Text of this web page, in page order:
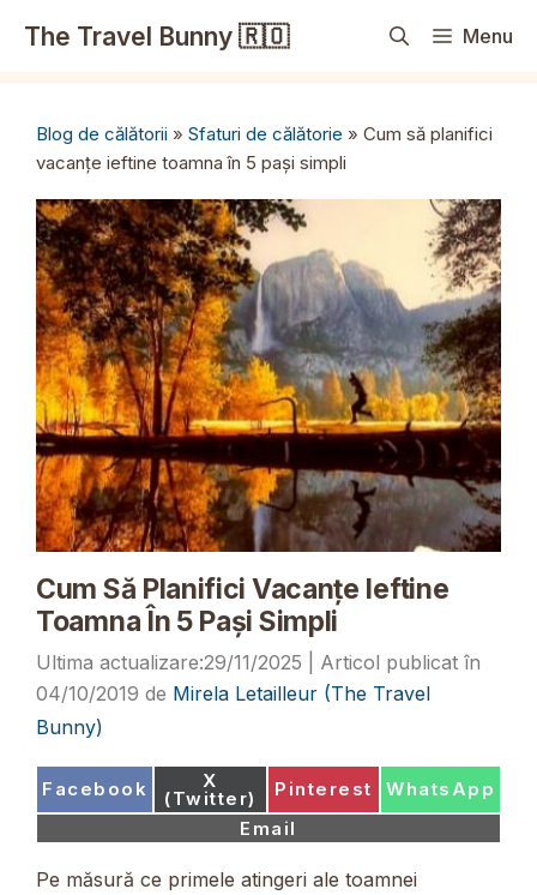
The Travel Bunny 🇷🇴 Menu
Blog de călătorii » Sfaturi de călătorie » Cum să planifici
vacanțe ieftine toamna în 5 pași simpli
Cum Să Planifici Vacanțe Ieftine
Toamna În 5 Pași Simpli
29/11/2025
04/10/2019 de Mirela Letailleur (The Travel
Bunny)
Share
Facebook Share
on
X
(Twitter) Share
Pinterest Share
WhatsApp
Share
on
Email
Pe măsură ce primele atingeri ale toamnei